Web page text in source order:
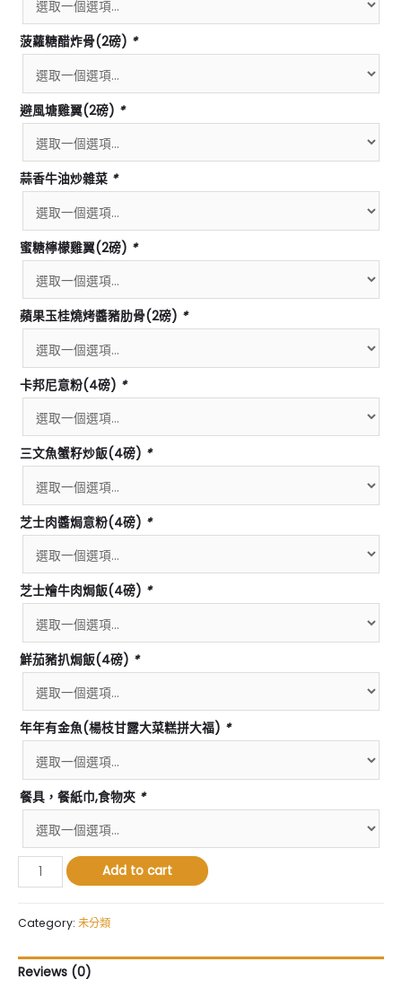
菠蘿糖醋炸骨(2磅) *
避風塘雞翼(2磅) *
蒜香牛油炒雜菜 *
蜜糖檸檬雞翼(2磅) *
蘋果玉桂燒烤醬豬肋骨(2磅) *
卡邦尼意粉(4磅) *
三文魚蟹籽炒飯(4磅) *
芝士肉醬焗意粉(4磅) *
芝士燴牛肉焗飯(4磅) *
鮮茄豬扒焗飯(4磅) *
年年有金魚(楊枝甘露大菜糕拼大福) *
餐具，餐紙巾,食物夾 *
年
務
餐
(120-
Add to cart
Category: 未分類
Reviews (0)